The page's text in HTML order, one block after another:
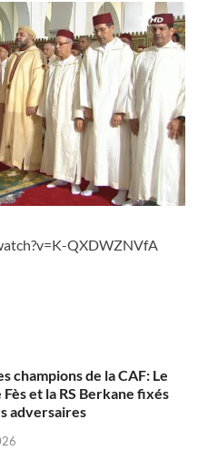
QXDWZNVfA
champions de la CAF: Le
Fès et la RS Berkane fixés
adversaires